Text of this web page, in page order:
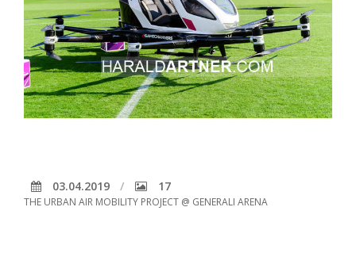
03.04.2019 17
THE URBAN AIR MOBILITY PROJECT @ GENERALI ARENA